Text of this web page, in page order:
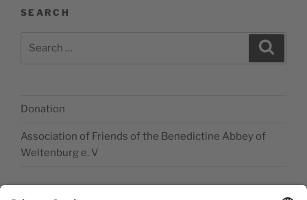
SEARCH
Donation
Association of Friends of the Benedictine Abbey of
Weltenburg e. V